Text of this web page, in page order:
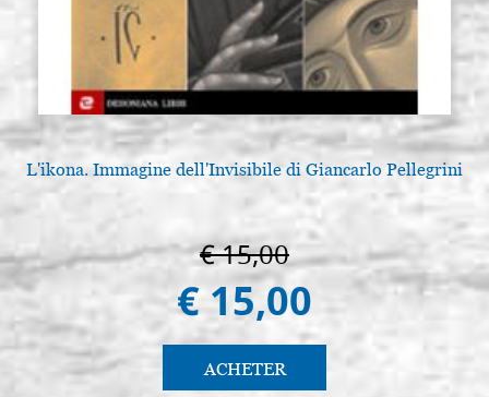
L'ikona. Immagine dell'Invisibile di Giancarlo Pellegrini
€ 15,00
€ 15,00
ACHETER